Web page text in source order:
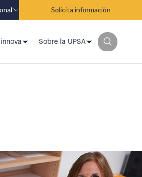
Solicita información
Sobre la UPSA